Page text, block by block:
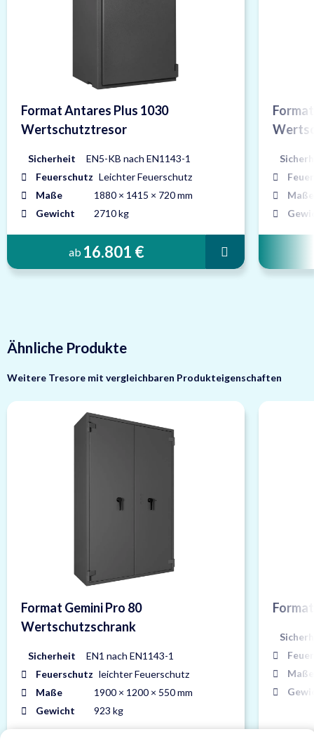
Format Antares Plus 1030
Wertschutztresor
Sicherheit
EN5-KB nach EN1143-1
Feuerschutz Leichter Feuerschutz
Maße
1880 × 1415 × 720 mm
Gewicht
2710 kg
ab 16.801 €
Maße
Ähnliche Produkte
Weitere Tresore mit vergleichbaren Produkteigenschaften
Format Gemini Pro 80
Wertschutzschrank
Sicherheit
EN1 nach EN1143-1
Feuerschutz leichter Feuerschutz
Maße
1900 × 1200 × 550 mm
Gewicht
923 kg
Maße